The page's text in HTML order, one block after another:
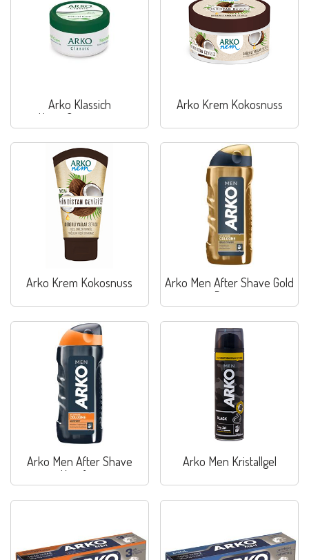
Arko Klassich
Hautpflegecreme
Arko Krem Kokosnuss
Arko Krem Kokosnuss
Arko Men After Shave Gold
Power
Arko Men After Shave
Komfort
Arko Men Kristallgel